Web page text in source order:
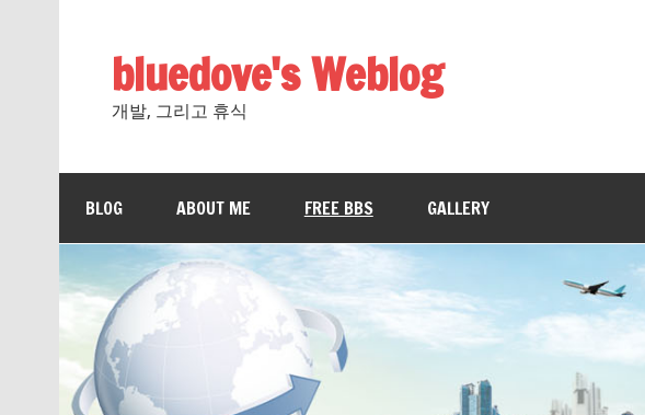
bluedove's Weblog
개발, 그리고 휴식
BLOG ABOUT ME FREE BBS GALLERY